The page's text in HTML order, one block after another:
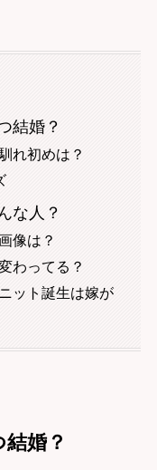
結婚？
れ初めは？
な人？
像は？
わってる？
ット誕生は嫁が
婚？